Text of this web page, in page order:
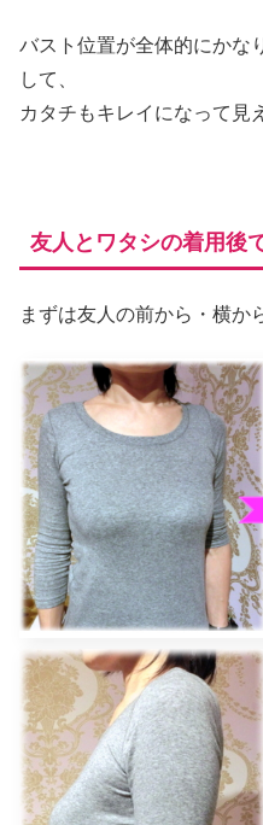
バスト位置が全体的にかな
して、
カタチもキレイになって見
友人とワタシの着用後
まずは友人の前から・横か